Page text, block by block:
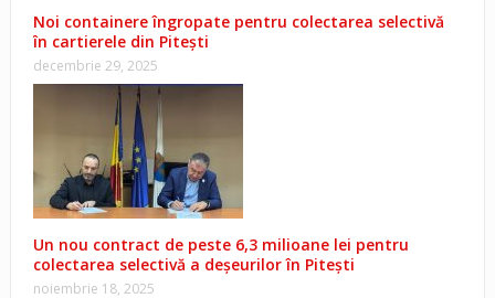
Noi containere îngropate pentru colectarea selectivă
în cartierele din Pitești
decembrie 29, 2025
Un nou contract de peste 6,3 milioane lei pentru
colectarea selectivă a deșeurilor în Pitești
noiembrie 18, 2025